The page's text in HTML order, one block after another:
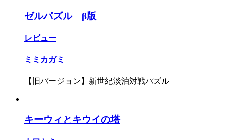
ゼルパズル β版
レビュー
ミミカガミ
【旧バージョン】新世紀淡泊対戦パズル
キーウィとキウイの塔